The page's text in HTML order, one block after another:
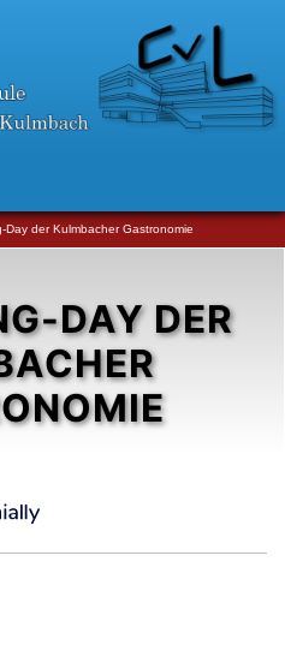
Day der Kulmbacher Gastronomie
DAY DER